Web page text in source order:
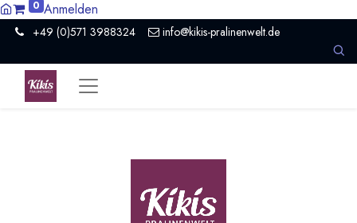
0 Anmelden
+49 (0)571 3988324 info@kikis-pralinenwelt.de
Girlsday 2025
durch Kirsten Kiki Homborg